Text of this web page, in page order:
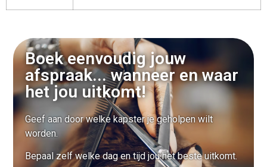
Boek eenvoudig jouw
afspraak... wanneer en waar
het jou uitkomt!
Geef aan door welke kapster je geholpen wilt
worden.
Bepaal zelf welke dag en tijd jou het beste uitkomt.